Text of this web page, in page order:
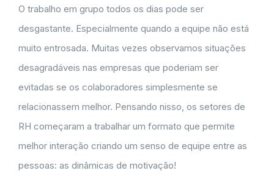
O trabalho em grupo todos os dias pode ser
desgastante. Especialmente quando a equipe não está
muito entrosada. Muitas vezes observamos situações
desagradáveis nas empresas que poderiam ser
evitadas se os colaboradores simplesmente se
relacionassem melhor. Pensando nisso, os setores de
RH começaram a trabalhar um formato que permite
melhor interação criando um senso de equipe entre as
pessoas: as dinâmicas de motivação!